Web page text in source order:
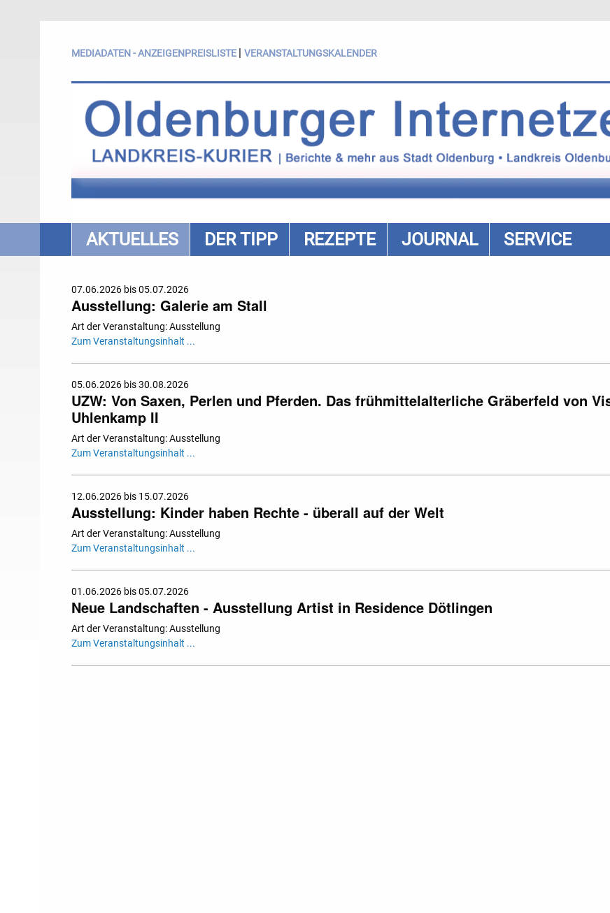
MEDIADATEN - ANZEIGENPREISLISTE | VERANSTALTUNGSKALENDER
AKTUELLES DER TIPP REZEPTE JOURNAL SERVICE
07.06.2026 bis 05.07.2026
Ausstellung: Galerie am Stall
Art der Veranstaltung: Ausstellung
Zum Veranstaltungsinhalt ...
05.06.2026 bis 30.08.2026
UZW: Von Saxen, Perlen und Pferden. Das frühmittelalterliche Gräberfeld von
Uhlenkamp II
Art der Veranstaltung: Ausstellung
Zum Veranstaltungsinhalt ...
12.06.2026 bis 15.07.2026
Ausstellung: Kinder haben Rechte - überall auf der Welt
Art der Veranstaltung: Ausstellung
Zum Veranstaltungsinhalt ...
01.06.2026 bis 05.07.2026
Neue Landschaften - Ausstellung Artist in Residence Dötlingen
Art der Veranstaltung: Ausstellung
Zum Veranstaltungsinhalt ...